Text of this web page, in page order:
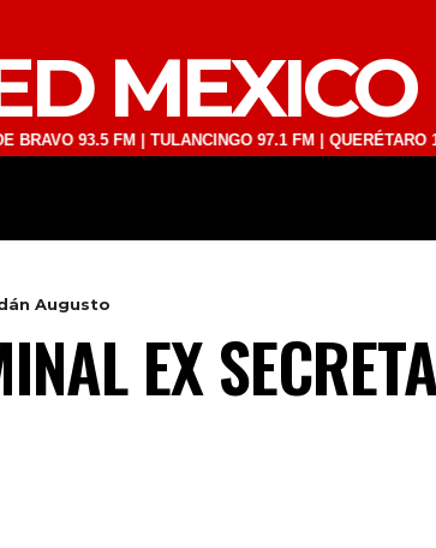
MEXICO
93.5 FM | TULANCINGO 97.1 FM | QUERÉTARO
Augusto
EX